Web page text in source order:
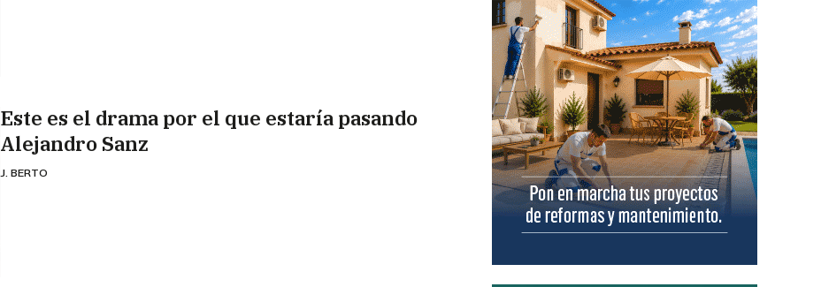
Este es el drama por el que estaría pasando
Alejandro Sanz
J. BERTO